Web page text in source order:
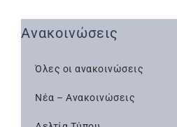
Ανακοινώσεις
Όλες οι ανακοινώσεις
Νέα – Ανακοινώσεις